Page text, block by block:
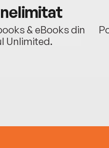
& eBooks din
Unlimited.